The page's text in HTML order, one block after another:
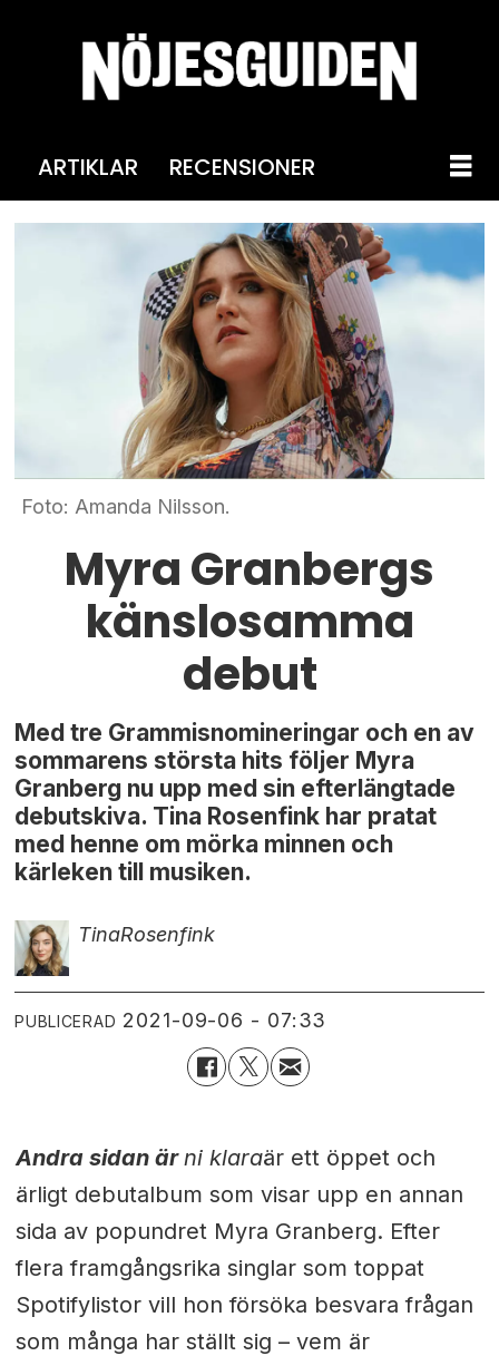
ARTIKLAR RECENSIONER
Foto: Amanda Nilsson.
Myra Granbergs
känslosamma
debut
Med tre Grammisnomineringar och en av
sommarens största hits följer Myra
Granberg nu upp med sin efterlängtade
debutskiva. Tina Rosenfink har pratat
med henne om mörka minnen och
kärleken till musiken.
TinaRosenfink
PUBLICERAD 2021-09-06 - 07:33
Andra sidan ärni klaraär ett öppet och
ärligt debutalbum som visar upp en annan
sida av popundret Myra Granberg. Efter
flera framgångsrika singlar som toppat
Spotifylistor vill hon försöka besvara frågan
som många har ställt sig – vem är